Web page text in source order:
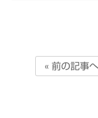
« 前の記事へ